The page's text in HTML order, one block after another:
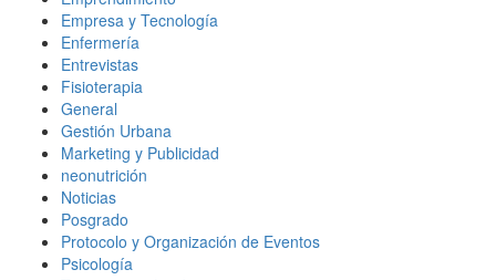
Empresa y Tecnología
Enfermería
Entrevistas
Fisioterapia
General
Gestión Urbana
Marketing y Publicidad
neonutrición
Noticias
Posgrado
Protocolo y Organización de Eventos
Psicología